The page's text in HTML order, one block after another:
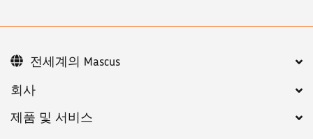
회사
제품 및 서비스
전세계의 Mascus